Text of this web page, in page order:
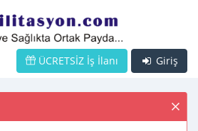
Giriş
ÜCRETSİZ İş İlanı